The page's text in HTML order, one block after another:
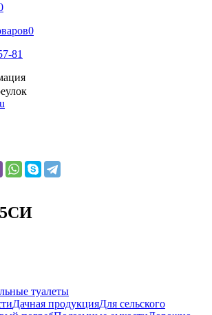
0
81
туалеты
Дачная продукцияДля сельского